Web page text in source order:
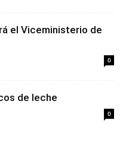
el Viceministerio de
0
de leche
0